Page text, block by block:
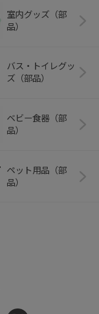
室内グッズ（部
品）
バス・トイレグッ
ズ（部品）
ベビー食器（部
品）
ペット用品（部
品）